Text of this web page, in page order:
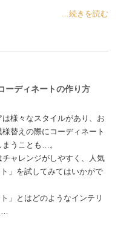
...続きを読む
ーディネートの作り方
は様々なスタイルがあり、お
様替えの際にコーディネート
まうことも…。
チャレンジがしやすく、人気
」を試してみてはいかがで
」とはどのようなインテリ